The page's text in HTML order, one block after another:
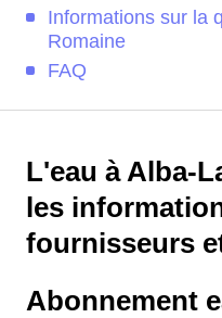
Informations sur la
Romaine
FAQ
L'eau à Alba-
les
fournisseurs
Abonnement